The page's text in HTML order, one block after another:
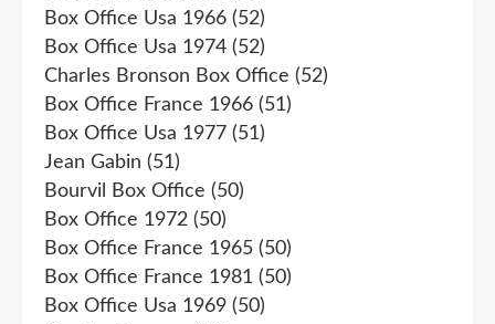
Box Office Usa 1966 (52)
Box Office Usa 1974 (52)
Charles Bronson Box Office (52)
Box Office France 1966 (51)
Box Office Usa 1977 (51)
Jean Gabin (51)
Bourvil Box Office (50)
Box Office 1972 (50)
Box Office France 1965 (50)
Box Office France 1981 (50)
Box Office Usa 1969 (50)